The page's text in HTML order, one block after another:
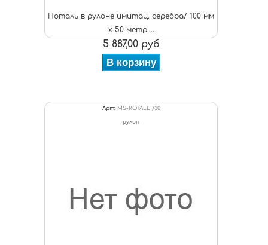
Поталь в рулоне имитац. серебра/ 100 мм
х 50 метр....
5 887,00 руб
В корзину
Арт: MS-ROTALL /30
рулон